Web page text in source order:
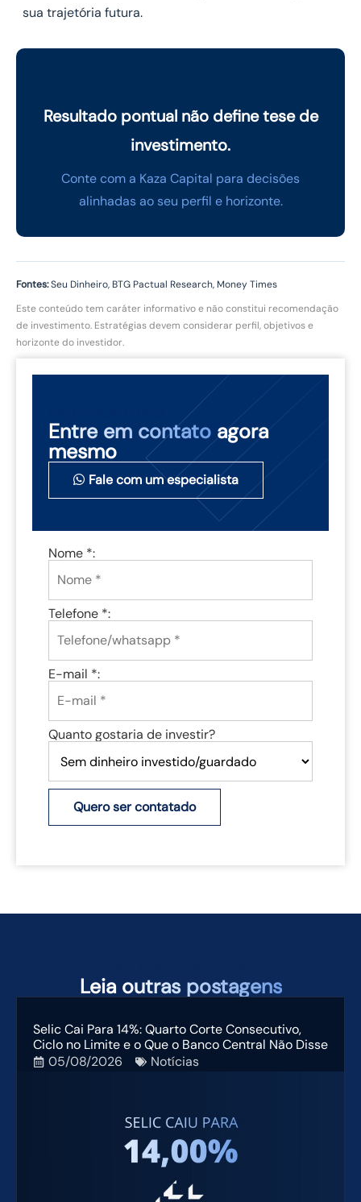
sua trajetória futura.
Resultado pontual não define tese de
investimento.
Conte com a Kaza Capital para decisões
alinhadas ao seu perfil e horizonte.
Fontes:Seu Dinheiro, BTG Pactual Research, Money Times
Este conteúdo tem caráter informativo e não constitui recomendação
de investimento. Estratégias devem considerar perfil, objetivos e
horizonte do investidor.
Entre em contato agora
mesmo
Fale com um especialista
Nome *:
Telefone *:
E-mail *:
Quanto gostaria de investir?
Quero ser contatado
Leia outras postagens
Selic Cai Para 14%: Quarto Corte Consecutivo,
Ciclo no Limite e o Que o Banco Central Não Disse
05/08/2026
Notícias